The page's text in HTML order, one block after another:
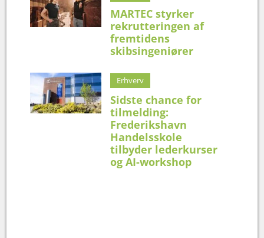
MARTEC styrker
rekrutteringen af
fremtidens
skibsingeniører
Erhverv
Sidste chance for
tilmelding:
Frederikshavn
Handelsskole
tilbyder lederkurser
og AI-workshop